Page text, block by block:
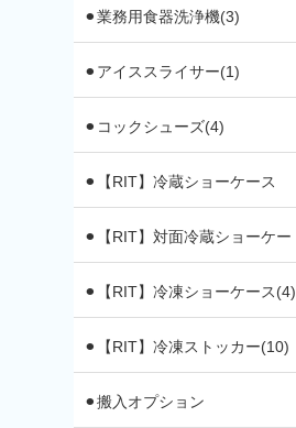
⚫︎業務用食器洗浄機(3)
⚫︎アイススライサー(1)
⚫︎コックシューズ(4)
⚫︎【RIT】冷蔵ショーケース
(26)
⚫︎【RIT】対面冷蔵ショーケー
ス(6)
⚫︎【RIT】冷凍ショーケース(4)
⚫︎【RIT】冷凍ストッカー(10)
⚫︎搬入オプション